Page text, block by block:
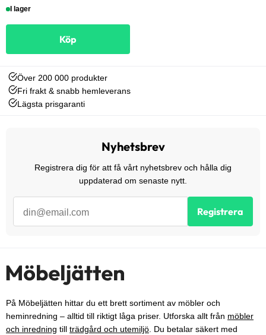
I lager
Köp
Över 200 000 produkter
Fri frakt & snabb hemleverans
Lägsta prisgaranti
Nyhetsbrev
Registrera dig för att få vårt nyhetsbrev och hålla dig
uppdaterad om senaste nytt.
Registrera
På Möbeljätten hittar du ett brett sortiment av möbler och
heminredning – alltid till riktigt låga priser. Utforska allt från möbler
och inredning till trädgård och utemiljö. Du betalar säkert med